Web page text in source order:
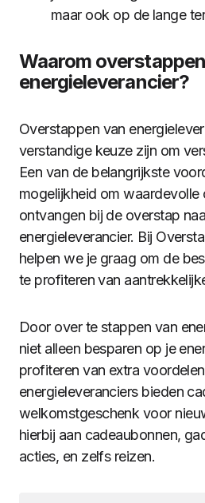
maar ook op de lange
Waarom
energieleverancier?
Overstappen van
verstandige keuze zijn om
Een van de belangrijkste
mogelijkheid om waardevolle
ontvangen bij de overstap
energieleverancier. Bij
helpen we je graag om de
te profiteren van
Door over te stappen van
niet alleen besparen op je
profiteren van extra
energieleveranciers bieden
welkomstgeschenk voor
hierbij aan cadeaubonnen,
acties, en zelfs reizen.